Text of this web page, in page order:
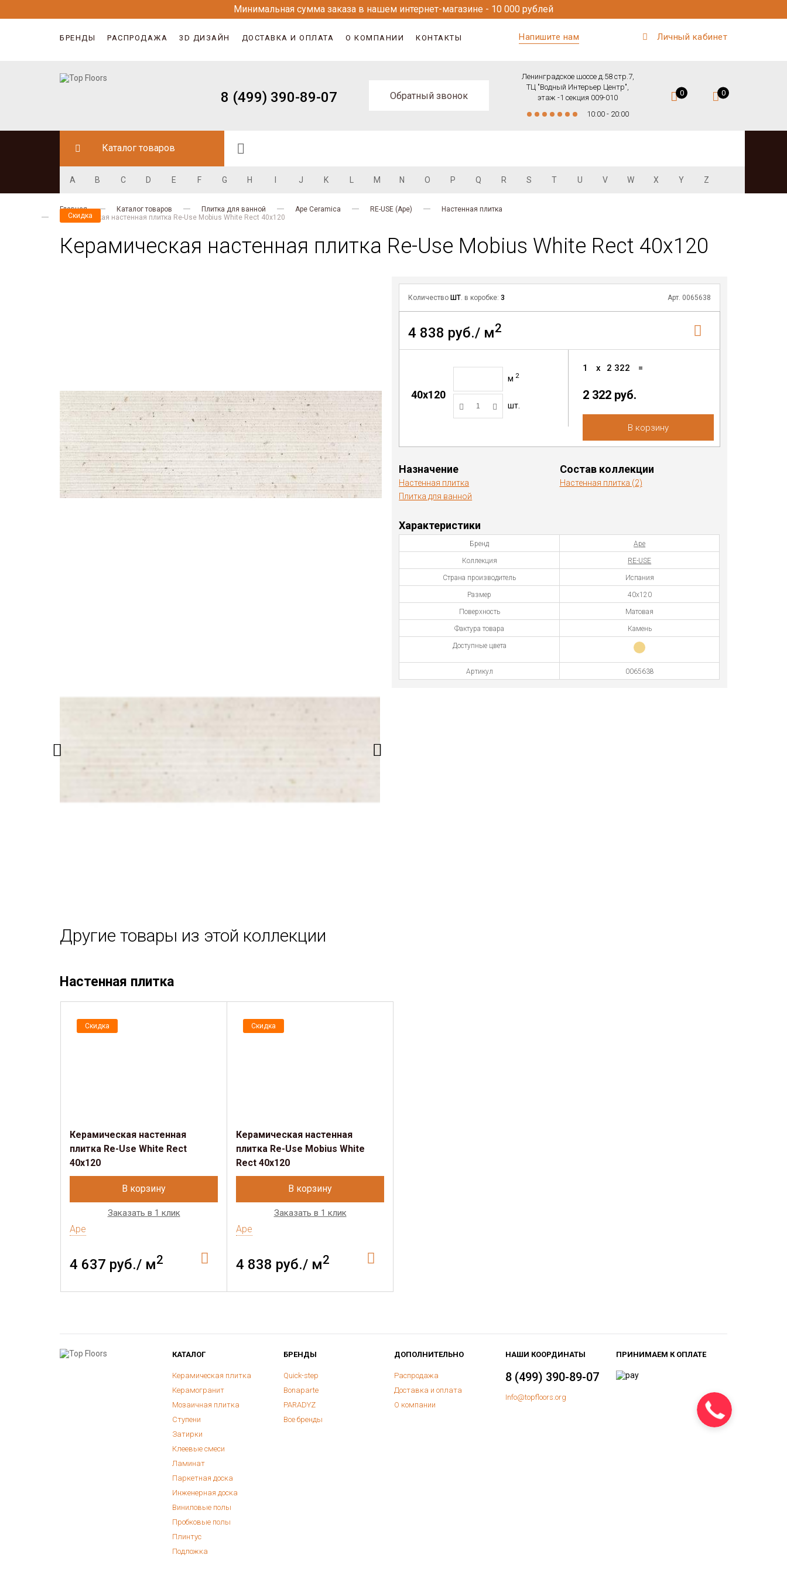
Минимальная сумма заказа в нашем интернет-магазине - 10 000 рублей
БРЕНДЫ РАСПРОДАЖА 3D ДИЗАЙН ДОСТАВКА И ОПЛАТА О КОМПАНИИ КОНТАКТЫ Напишите нам Личный кабинет
8 (499) 390-89-07 Обратный звонок
Ленинградское шоссе д.58 стр.7,
ТЦ "Водный Интерьер Центр",
этаж -1 секция 009-010
10:00 - 20:00
0 0
Каталог товаров
A B C D E F G H J K M N O P Q R S T U V W X Y Z
Главная Каталог товаров Плитка для ванной Ape Ceramica RE-USE (Ape)
Настенная плитка
Керамическая настенная плитка Re-Use Mobius White Rect 40x120
Керамическая настенная плитка Re-Use Mobius White Rect 40x120
Скидка
Количество ШТ. в коробке:3 Арт. 0065638
4 838 руб./ м2
40x120
м 2
шт.
1 x 2 322 =
2 322 руб.
В корзину
Назначение
Настенная плитка
Плитка для ванной
Состав коллекции
Настенная плитка (2)
Характеристики
Бренд Ape
Коллекция RE-USE
Страна производитель Испания
Размер 40x120
Поверхность Матовая
Фактура товара Камень
Доступные цвета
Артикул 0065638
Другие товары из этой коллекции
Настенная плитка
Скидка
Керамическая настенная
плитка Re-Use White Rect
40x120
В корзину
Заказать в 1 клик
Ape
4 637 руб./ м2
Скидка
Керамическая настенная
плитка Re-Use Mobius White
Rect 40x120
В корзину
Заказать в 1 клик
Ape
4 838 руб./ м2
КАТАЛОГ
Керамическая плитка
Керамогранит
Мозаичная плитка
Ступени
Затирки
Клеевые смеси
Ламинат
Паркетная доска
Инженерная доска
Виниловые полы
Пробковые полы
Плинтус
Подложка
БРЕНДЫ
Quick-step
Bonaparte
PARADYZ
Все бренды
ДОПОЛНИТЕЛЬНО
Распродажа
Доставка и оплата
О компании
НАШИ КООРДИНАТЫ
8 (499) 390-89-07
Info@topfloors.org
ПРИНИМАЕМ К ОПЛАТЕ